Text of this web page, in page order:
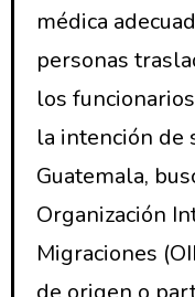
médica
personas
los
la intención de
Guatemala,
Organización
Migraciones